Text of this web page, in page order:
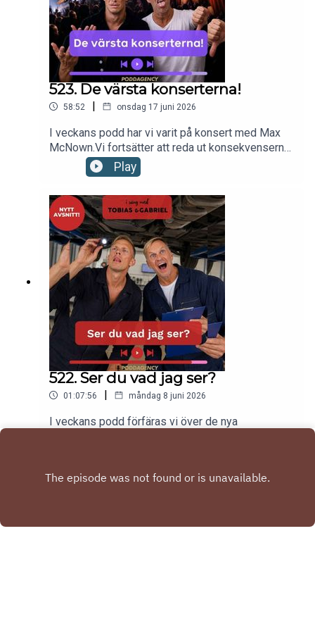
523. De värsta konserterna!
58:52 | onsdag 17 juni 2026
I veckans podd har vi varit på konsert med Max
McNown.Vi fortsätter att reda ut konsekvenserna
av den nya tandläkarförsäkringen.Vi firar Sofia
Wistam 60år i Köpenhamnoch Kungen &
värsta konserter.Nu kör vi!kontakt:
hello@poddagency.comI säng med Tobias &
Gabriel produceras av Poddagency
Play
522. Ser du vad jag ser?
01:07:56 | måndag 8 juni 2026
I veckans podd förfäras vi över de nya
listar vi våra tre sämsta skolämnen.Nu kör